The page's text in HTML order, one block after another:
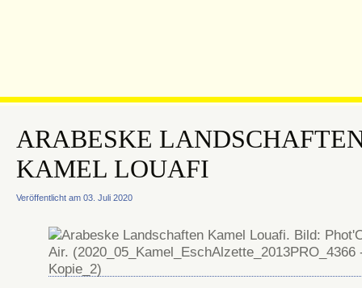
ARABESKE
KAMEL LOUAFI
Veröffentlicht am 03. Juli 2020